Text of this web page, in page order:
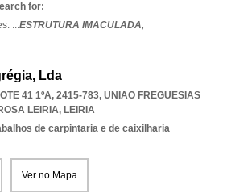
for:
...ESTRUTURA IMACULADA,
Lda
41 1ºA, 2415-783, UNIAO FREGUESIAS
LEIRIA, LEIRIA
de carpintaria e de caixilharia
Ver no Mapa